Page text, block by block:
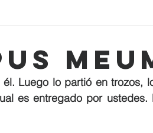
Luego lo partió en trozos,
es entregado por ustedes.